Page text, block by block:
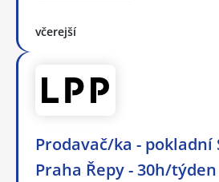
včerejší
Prodavač/ka - pokladní
Praha Řepy - 30h/týden